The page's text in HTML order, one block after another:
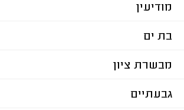
מודיעין
בת ים
מבשרת ציון
גבעתיים